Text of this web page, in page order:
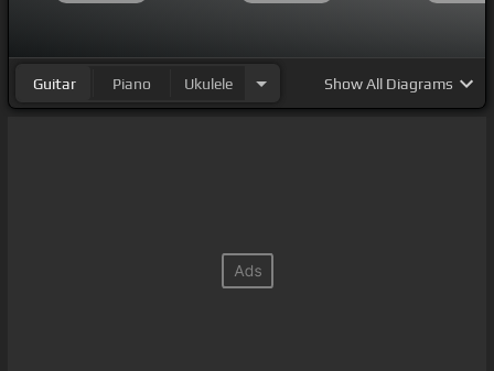
Guitar Piano Ukulele ShowAll Diagrams